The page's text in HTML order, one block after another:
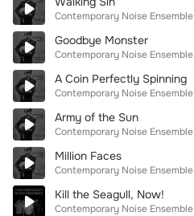
Contemporary Noise Ensemble
Goodbye Monster
Contemporary Noise Ensemble
A Coin Perfectly Spinning
Contemporary Noise Ensemble
Army of the Sun
Contemporary Noise Ensemble
Million Faces
Contemporary Noise Ensemble
Kill the Seagull, Now!
Contemporary Noise Ensemble